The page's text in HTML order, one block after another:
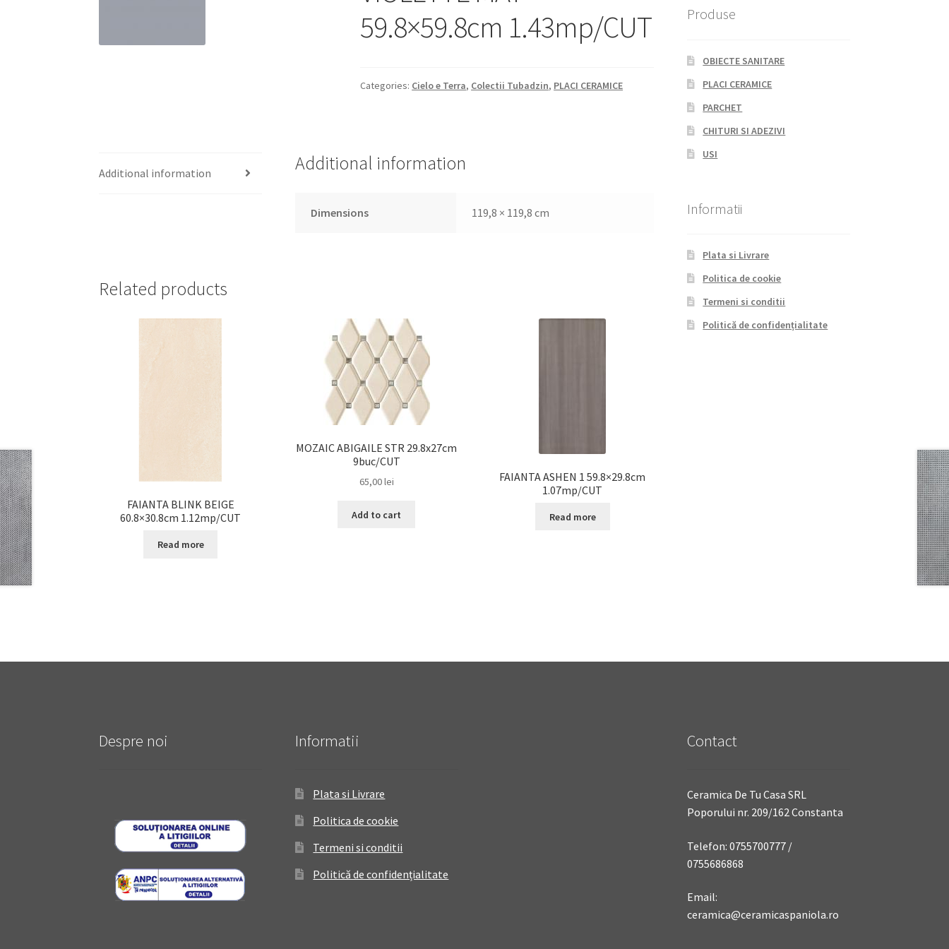
59.8×59.8cm 1.43mp/CUT
Categories: Cielo e Terra, Colectii Tubadzin, PLACI CERAMICE
Additional information Additional information
Dimensions 119,8 × 119,8 cm
Related products
FAIANTA BLINK BEIGE
60.8×30.8cm 1.12mp/CUT
Read more
MOZAIC ABIGAILE STR 29.8x27cm
9buc/CUT
65,00lei
Add to cart
FAIANTA ASHEN 1 59.8×29.8cm
1.07mp/CUT
Read more
Produse
OBIECTE SANITARE
PLACI CERAMICE
PARCHET
CHITURI SI ADEZIVI
USI
Informatii
Plata si Livrare
Politica de cookie
Termeni si conditii
Politică de confidențialitate
Despre noi Informatii
Plata si Livrare
Politica de cookie
Termeni si conditii
Politică de confidențialitate
Contact
Ceramica De Tu Casa SRL
Poporului nr. 209/162 Constanta
Telefon: 0755700777 /
0755686868
Email:
ceramica@ceramicaspaniola.ro